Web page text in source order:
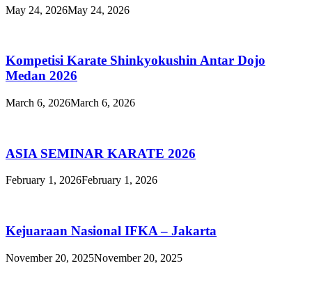
May 24, 2026May 24, 2026
Kompetisi Karate Shinkyokushin Antar Dojo
Medan 2026
March 6, 2026March 6, 2026
ASIA SEMINAR KARATE 2026
February 1, 2026February 1, 2026
Kejuaraan Nasional IFKA – Jakarta
November 20, 2025November 20, 2025